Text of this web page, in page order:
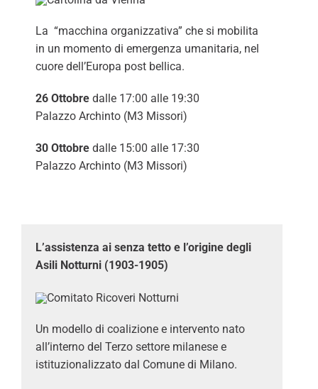
La “macchina organizzativa” che si mobilita
in un momento di emergenza umanitaria, nel
cuore dell’Europa post bellica.
26 Ottobre dalle 17:00 alle 19:30
Palazzo Archinto (M3 Missori)
30 Ottobre dalle 15:00 alle 17:30
Palazzo Archinto (M3 Missori)
L’assistenza ai senza tetto e l’origine degli
Asili Notturni (1903-1905)
Un modello di coalizione e intervento nato
all’interno del Terzo settore milanese e
istituzionalizzato dal Comune di Milano.